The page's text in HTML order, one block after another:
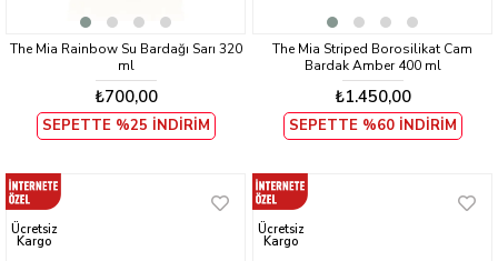
The Mia Rainbow Su Bardağı Sarı 320
ml
₺700,00
SEPETTE %25 İNDİRİM
The Mia Striped Borosilikat Cam
Bardak Amber 400 ml
₺1.450,00
SEPETTE %60 İNDİRİM
Ücretsiz
Kargo
Ücretsiz
Kargo